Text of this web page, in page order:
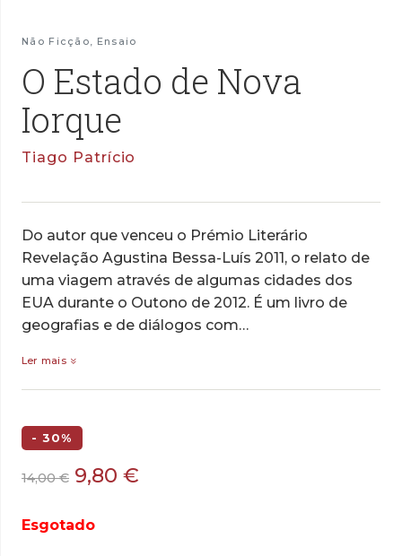
Não Ficção, Ensaio
O Estado de Nova
Iorque
Tiago Patrício
Do autor que venceu o Prémio Literário
Revelação Agustina Bessa-Luís 2011, o relato de
uma viagem através de algumas cidades dos
EUA durante o Outono de 2012. É um livro de
geografias e de diálogos com…
Ler mais
- 30%
14,00€ O
original
9,80 €
Esgotado